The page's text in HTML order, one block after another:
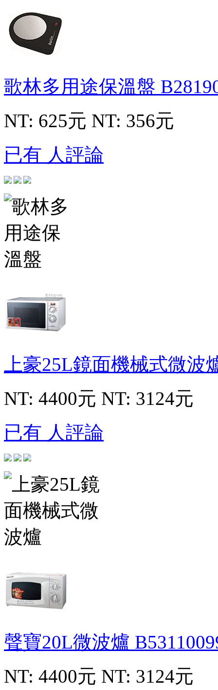
歌林多用途保溫盤
NT: 625元 NT: 356元
已有 人評論
上豪25L鏡面機械式微波
NT: 4400元 NT: 3124元
已有 人評論
聲寶20L微波爐
NT: 4400元 NT: 3124元